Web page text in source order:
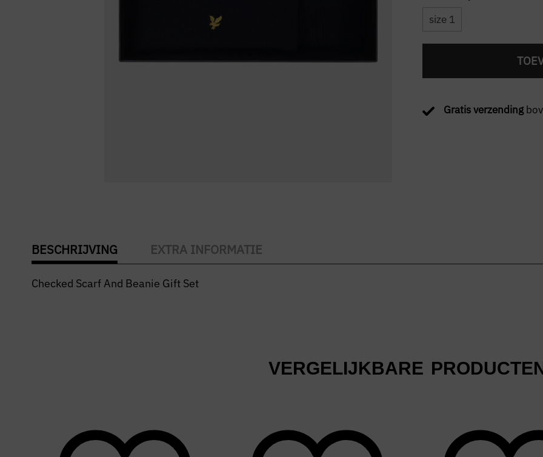
size 1
Gratis verzending
BESCHRIJVING EXTRA INFORMATIE
Checked Scarf And Beanie Gift Set
VERGELIJKBARE